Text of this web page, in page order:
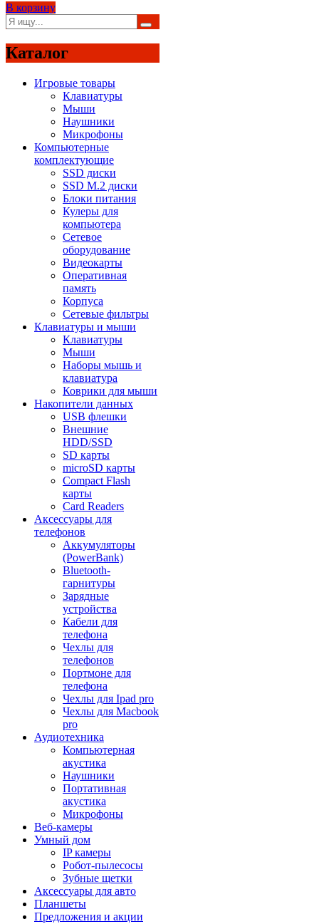
В корзину
Каталог
Игровые товары
Клавиатуры
Мыши
Наушники
Микрофоны
Компьютерные
комплектующие
SSD диски
SSD M.2 диски
Блоки питания
Кулеры для
компьютера
Сетевое
оборудование
Видеокарты
Оперативная
память
Корпуса
Сетевые фильтры
Клавиатуры и мыши
Клавиатуры
Мыши
Наборы мышь и
клавиатура
Коврики для мыши
Накопители данных
USB флешки
Внешние
HDD/SSD
SD карты
microSD карты
Compact Flash
карты
Card Readers
Аксессуары для
телефонов
Аккумуляторы
(PowerBank)
Bluetooth-
гарнитуры
Зарядные
устройства
Кабели для
телефона
Чехлы для
телефонов
Портмоне для
телефона
Чехлы для Ipad pro
Чехлы для Macbook
pro
Аудиотехника
Компьютерная
акустика
Наушники
Портативная
акустика
Микрофоны
Веб-камеры
Умный дом
IP камеры
Робот-пылесосы
Зубные щетки
Аксессуары для авто
Планшеты
Предложения и акции